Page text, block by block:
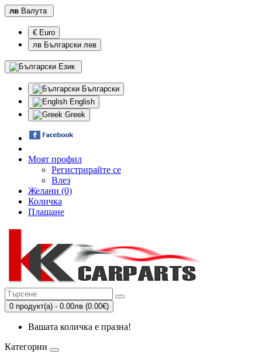
лв Валута
€ Euro
лв Български лев
Език
Български
English
Greek
Моят профил
Регистрирайте се
Влез
Желани (0)
Количка
Плащане
0 продукт(а) - 0.00лв (0.00€)
Вашата количка е празна!
Категории